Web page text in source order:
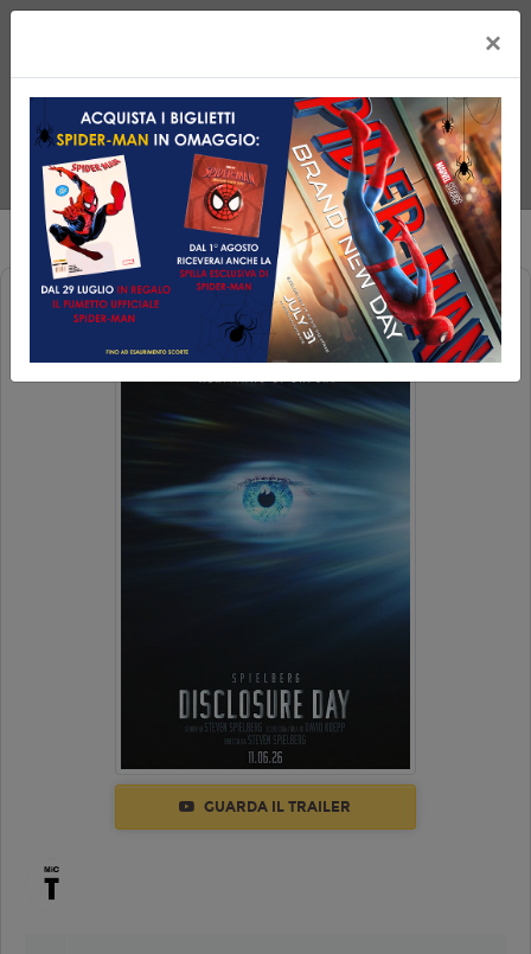
DISCLOSURE DAY
GUARDA IL TRAILER
×